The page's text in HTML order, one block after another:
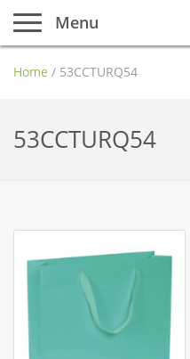
Menu
Home / 53CCTURQ54
53CCTURQ54